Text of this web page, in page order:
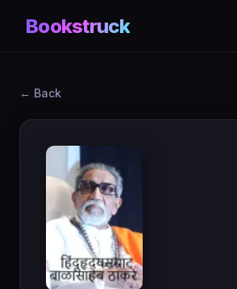
Bookstruck
← Back